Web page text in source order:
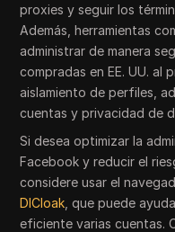
proxies y seguir los
Además, herramientas
administrar de manera
compradas en EE. UU. al
aislamiento de perfiles,
cuentas y privacidad de
Si desea optimizar la
Facebook y reducir el
considere usar el
DICloak , que puede
eficiente varias cuentas.